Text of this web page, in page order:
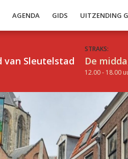
AGENDA GIDS UITZENDING
van Sleutelstad
STRAKS:
De
12.00 - 18.00